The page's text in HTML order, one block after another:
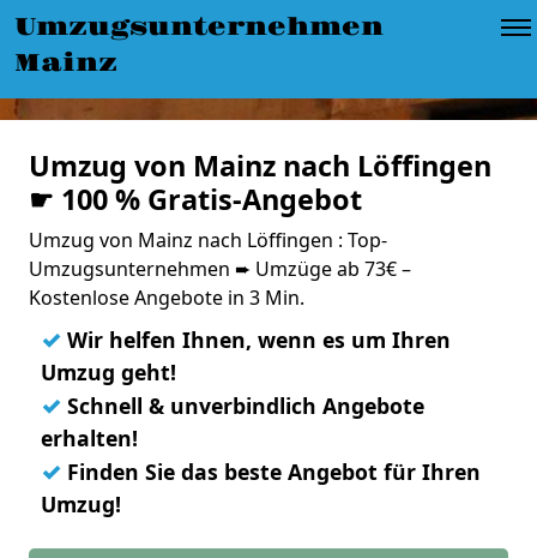
Umzugsunternehmen
Mainz
Umzug von Mainz nach Löffingen
☛ 100 % Gratis-Angebot
Umzug von Mainz nach Löffingen : Top-
Umzugsunternehmen ➨ Umzüge ab 73€ –
Kostenlose Angebote in 3 Min.
✓ Wir helfen Ihnen, wenn es um Ihren
Umzug geht!
✓ Schnell & unverbindlich Angebote
erhalten!
✓ Finden Sie das beste Angebot für Ihren
Umzug!